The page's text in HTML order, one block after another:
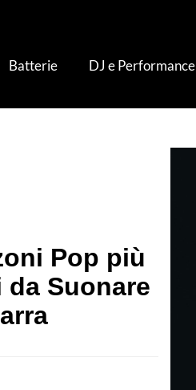
Batterie DJ e Performance
Pop più
da Suonare